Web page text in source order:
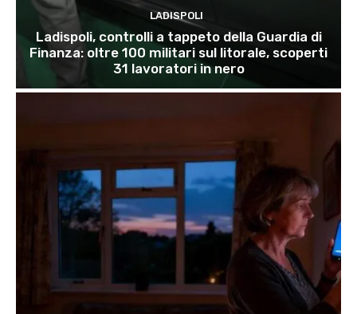
LADISPOLI
Ladispoli, controlli a tappeto della Guardia di
Finanza: oltre 100 militari sul litorale, scoperti
31 lavoratori in nero